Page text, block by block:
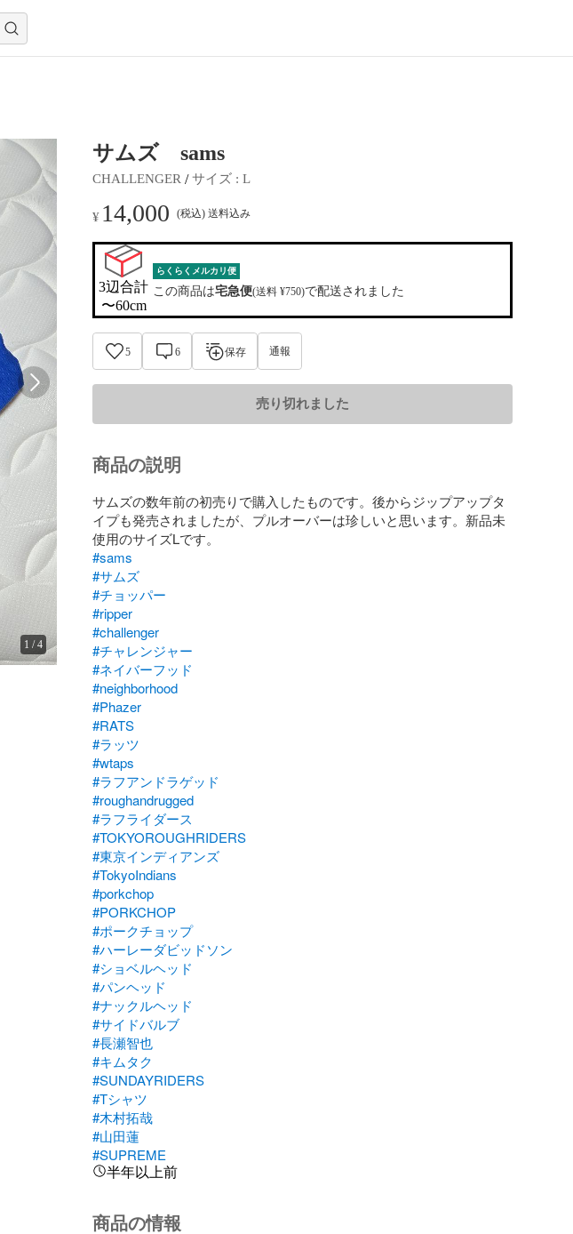
1 /4
サムズ sams
CHALLENGER / サイズ : L
¥ 14,000 (税込) 送料込み
3辺合計
〜60cm
らくらくメルカリ便
この商品は宅急便(送料 ¥750)で配送されました
5 6 保存 通報
売り切れました
商品の説明
サムズの数年前の初売りで購入したものです。後からジップアップタ
イプも発売されましたが、プルオーバーは珍しいと思います。新品未
#sams
#サムズ
#チョッパー
#ripper
#challenger
#チャレンジャー
#ネイバーフッド
#neighborhood
#Phazer
#RATS
#ラッツ
#wtaps
#ラフアンドラゲッド
#roughandrugged
#ラフライダース
#TOKYOROUGHRIDERS
#東京インディアンズ
#TokyoIndians
#porkchop
#PORKCHOP
#ポークチョップ
#ハーレーダビッドソン
#ショベルヘッド
#パンヘッド
#ナックルヘッド
#サイドバルブ
#長瀬智也
#キムタク
#SUNDAYRIDERS
#Tシャツ
#木村拓哉
#山田蓮
#SUPREME
半年以上前
商品の情報